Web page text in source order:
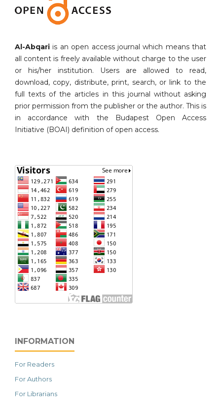
Al-Abqari is an open access journal which means that
all content is freely available without charge to the user
or his/her institution. Users are allowed to read,
download, copy, distribute, print, search, or link to the
full texts of the articles in this journal without asking
prior permission from the publisher or the author. This is
in accordance with the Budapest Open Access
Initiative (BOAI) definition of open access.
INFORMATION
For Readers
For Authors
For Librarians